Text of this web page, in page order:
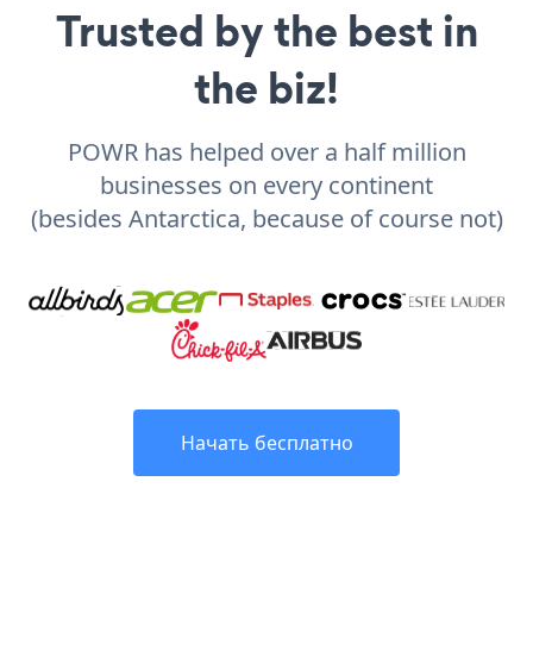
Trusted by the best in
the biz!
POWR has helped over a half million
businesses on every continent
(besides Antarctica, because of course not)
Начать бесплатно